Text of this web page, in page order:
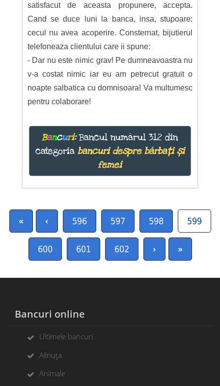
satisfacut de aceasta propunere, accepta.
Cand se duce luni la banca, insa, stupoare:
cecul nu avea acoperire. Consternat, bijutierul
telefoneaza clientului care ii spune:
- Dar nu este nimic grav! Pe dumneavoastra nu
v-a costat nimic iar eu am petrecut gratuit o
noapte salbatica cu domnisoara! Va multumesc
pentru colaborare!
Bancuri:Bancul numărul 312 din
categoria bancuri despre bărbați și
femei
« ‹ 596 597 598 599
600 601 602 › »
Bancuri online
Ultimele bancuri
Alinuța
Animale